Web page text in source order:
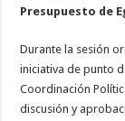
Presupuesto de
Durante la sesión
iniciativa de punto
Coordinación
discusión y